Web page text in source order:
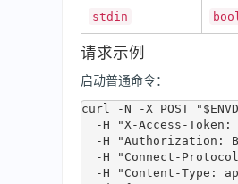
stdin
请求示例
启动普通命令：
curl -N -X POST